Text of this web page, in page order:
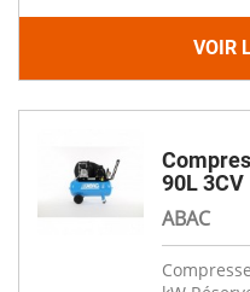
VOIR
90L 3CV
ABAC